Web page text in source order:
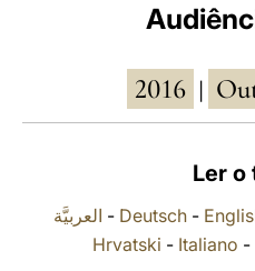
2016
Ler o
العربيَّة - Deutsch-
Hrvatski - Italiano -